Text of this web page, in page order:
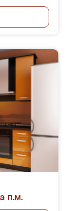
п.м.